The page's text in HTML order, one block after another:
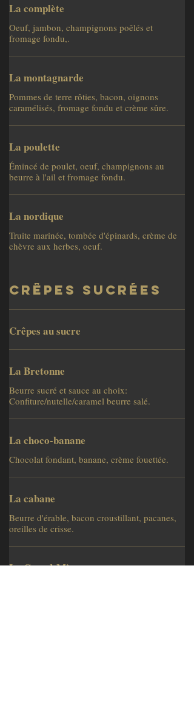
La complète
Oeuf, jambon, champignons poêlés et
fromage fondu,.
La montagnarde
Pommes de terre rôties, bacon, oignons
caramélisés, fromage fondu et crème sûre.
La poulette
Émincé de poulet, oeuf, champignons au
beurre à l'ail et fromage fondu.
La nordique
Truite marinée, tombée d'épinards, crème de
chèvre aux herbes, oeuf.
Crêpes sucrées
Crêpes au sucre
La Bretonne
Beurre sucré et sauce au choix:
Confiture/nutelle/caramel beurre salé.
La choco-banane
Chocolat fondant, banane, crème fouettée.
La cabane
Beurre d'érable, bacon croustillant, pacanes,
oreilles de crisse.
La Grand-Mère